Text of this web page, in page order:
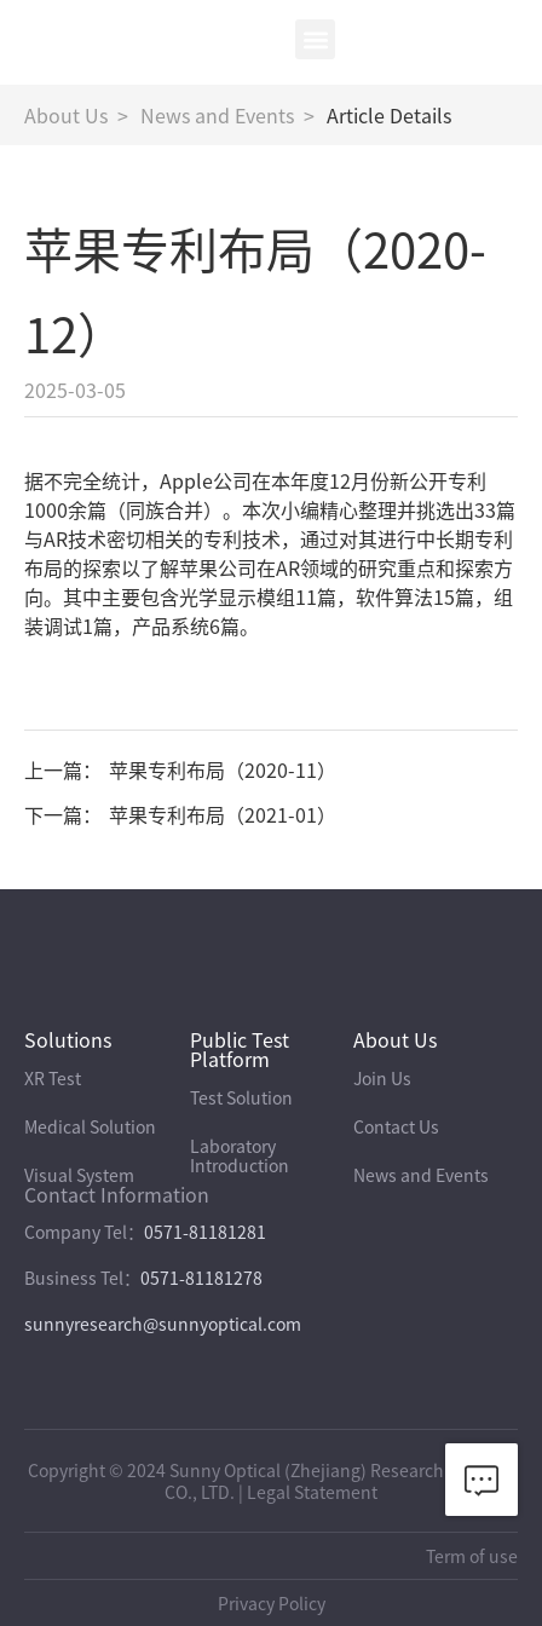
About Us > News and Events > Article Details
苹果专利布局（2020-
12）
2025-03-05
据不完全统计，Apple公司在本年度12月份新公开专利
1000余篇（同族合并）。本次小编精心整理并挑选出33篇
与AR技术密切相关的专利技术，通过对其进行中长期专利
布局的探索以了解苹果公司在AR领域的研究重点和探索方
向。其中主要包含光学显示模组11篇，软件算法15篇，组
装调试1篇，产品系统6篇。
上一篇：
苹果专利布局（2020-11）
下一篇：
苹果专利布局（2021-01）
Solutions
XR Test
Medical Solution
Visual System
Public Test
Platform
Test Solution
Laboratory
Introduction
About Us
Join Us
Contact Us
News and Events
Contact Information
Company Tel： 0571-81181281
Business Tel： 0571-81181278
sunnyresearch@sunnyoptical.com
Copyright © 2024 Sunny Optical (Zhejiang) Research Institute
CO., LTD. | Legal Statement
Term of use
Privacy Policy